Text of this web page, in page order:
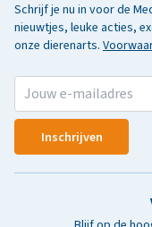
Schrijf je nu in voor de
nieuwtjes, leuke acties,
onze dierenarts.
Inschrijven